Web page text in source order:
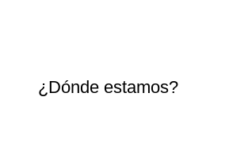
¿Dónde estamos?